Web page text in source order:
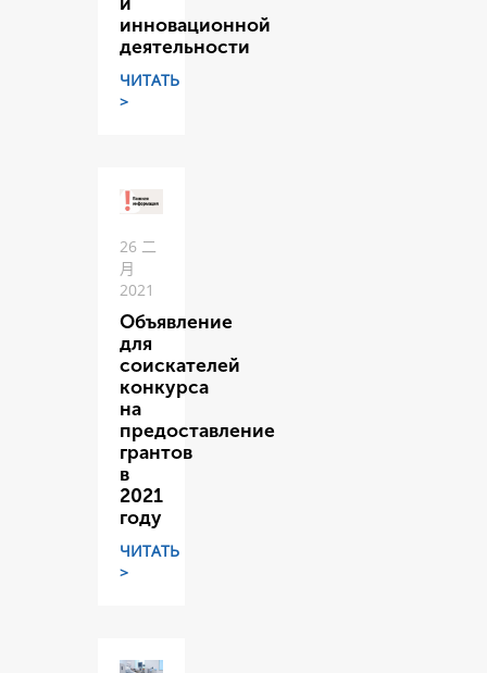
инновационной
деятельности
ЧИТАТЬ
>
26 二
月
2021
Объявление
для
соискателей
конкурса
на
предоставление
грантов
в
2021
году
ЧИТАТЬ
>